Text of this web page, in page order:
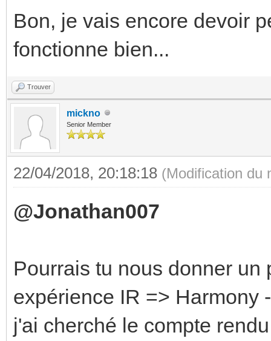
Bon, je vais encore devoir
fonctionne bien...
Trouver
mickno
Senior Member
22/04/2018, 20:18:18 (Modification du
@Jonathan007
Pourrais tu nous donner
expérience IR => Harmony
j'ai cherché le compte